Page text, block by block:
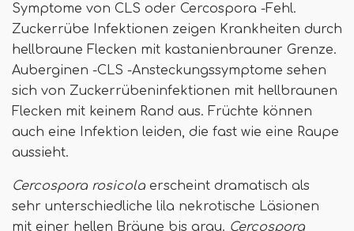
Symptome von CLS oder Cercospora -Fehl.
Zuckerrübe Infektionen zeigen Krankheiten durch
hellbraune Flecken mit kastanienbrauner Grenze.
Auberginen -CLS -Ansteckungssymptome sehen
sich von Zuckerrübeninfektionen mit hellbraunen
Flecken mit keinem Rand aus. Früchte können
auch eine Infektion leiden, die fast wie eine Raupe
aussieht.
Cercospora rosicola erscheint dramatisch als
sehr unterschiedliche lila nekrotische Läsionen
mit einer hellen Bräune bis grau. Cercospora